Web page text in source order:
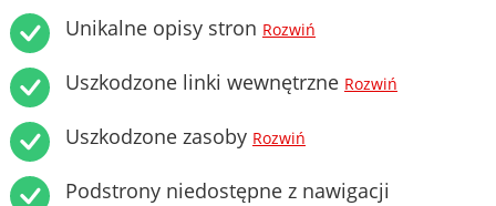
Unikalne opisy stron Rozwiń
Uszkodzone linki wewnętrzne Rozwiń
Uszkodzone zasoby Rozwiń
Podstrony niedostępne z nawigacji